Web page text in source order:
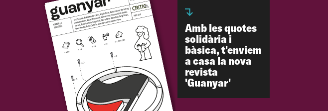
Amb les quotes
solidària i
bàsica, t'enviem
a casa la nova
revista
'Guanyar'